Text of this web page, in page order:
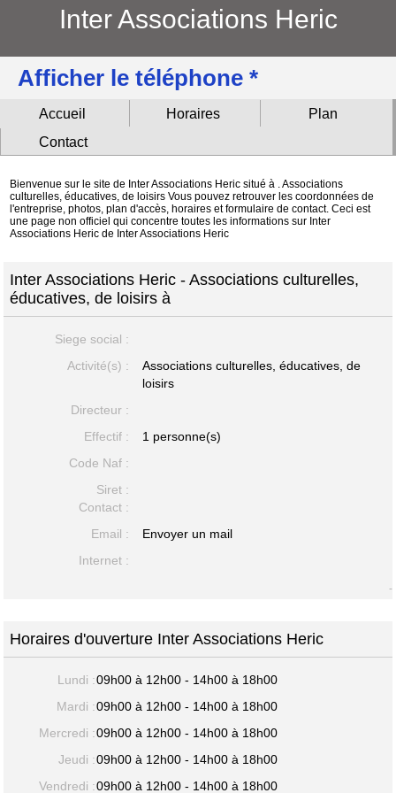
Inter Associations Heric
Afficher le téléphone *
Accueil Horaires
Plan
Contact
Bienvenue sur le site de Inter Associations Heric situé à . Associations
culturelles, éducatives, de loisirs Vous pouvez retrouver les coordonnées de
l'entreprise, photos, plan d'accès, horaires et formulaire de contact. Ceci est
une page non officiel qui concentre toutes les informations sur Inter
Associations Heric de Inter Associations Heric
Inter Associations Heric - Associations culturelles,
éducatives, de loisirs à
Siege social :
Activité(s) :
Associations culturelles, éducatives, de
loisirs
Directeur :
Effectif :
1 personne(s)
Code Naf :
Siret :
Contact :
Email :
Envoyer un mail
Internet :
-
Horaires d'ouverture Inter Associations Heric
Lundi :09h00 à 12h00 - 14h00 à 18h00
Mardi :09h00 à 12h00 - 14h00 à 18h00
Mercredi :09h00 à 12h00 - 14h00 à 18h00
Jeudi :09h00 à 12h00 - 14h00 à 18h00
Vendredi :09h00 à 12h00 - 14h00 à 18h00